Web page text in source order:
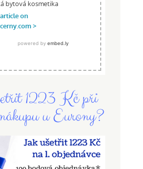
1223 Kč při
u Eurony?